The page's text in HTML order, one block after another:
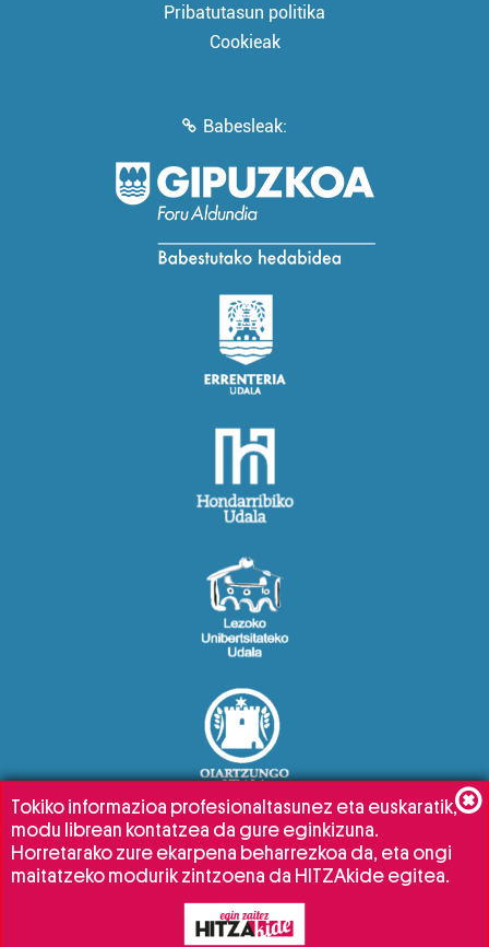
Pribatutasun politika
Cookieak
Babesleak:
Tokiko informazioa profesionaltasunez eta euskaratik,
modu librean kontatzea da gure eginkizuna.
Horretarako zure ekarpena beharrezkoa da, eta ongi
maitatzeko modurik zintzoena da HITZAkide egitea.